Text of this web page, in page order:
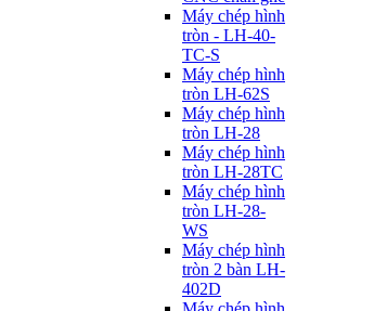
Máy chép hình
tròn - LH-40-
TC-S
Máy chép hình
tròn LH-62S
Máy chép hình
tròn LH-28
Máy chép hình
tròn LH-28TC
Máy chép hình
tròn LH-28-
WS
Máy chép hình
tròn 2 bàn LH-
402D